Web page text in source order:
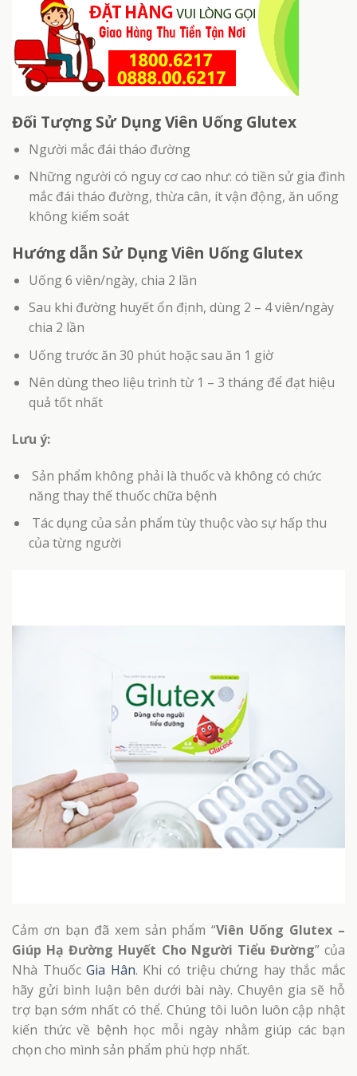
Đối Tượng Sử Dụng Viên Uống Glutex
Người mắc đái tháo đường
Những người có nguy cơ cao như: có tiền sử gia đình
mắc đái tháo đường, thừa cân, ít vận động, ăn uống
không kiểm soát
Hướng dẫn Sử Dụng Viên Uống Glutex
Uống 6 viên/ngày, chia 2 lần
Sau khi đường huyết ổn định, dùng 2 – 4 viên/ngày
chia 2 lần
Uống trước ăn 30 phút hoặc sau ăn 1 giờ
Nên dùng theo liệu trình từ 1 – 3 tháng để đạt hiệu
quả tốt nhất
Lưu ý:
Sản phẩm không phải là thuốc và không có chức
năng thay thế thuốc chữa bệnh
Tác dụng của sản phẩm tùy thuộc vào sự hấp thu
của từng người
Cảm ơn bạn đã xem sản phẩm “Viên Uống Glutex –
Giúp Hạ Đường Huyết Cho Người Tiểu Đường” của
Nhà ThuốcGia Hân. Khi có triệu chứng hay thắc mắc
hãy gửi bình luận bên dưới bài này. Chuyên gia sẽ hỗ
trợ bạn sớm nhất có thể. Chúng tôi luôn luôn cập nhật
kiến thức về bệnh học mỗi ngày nhằm giúp các bạn
chọn cho mình sản phẩm phù hợp nhất.